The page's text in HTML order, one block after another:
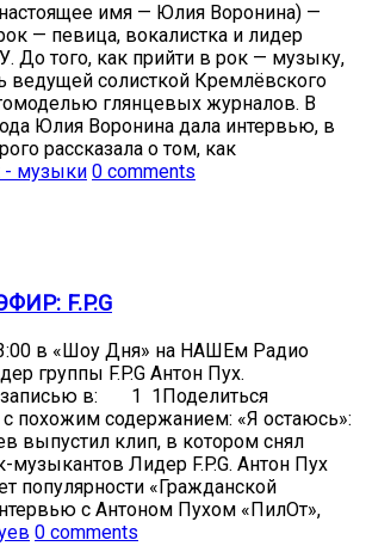
имя — Юлия Воронина) —
— певица, вокалистка и лидер
До того, как прийти в рок — музыку,
ведущей солисткой Кремлёвского
глянцевых журналов. В
Юлия Воронина дала интервью, в
рассказала о том, как
- музыки 0 comments
F.P.G
в «Шоу Дня» на НАШЕм Радио
группы F.P.G Антон Пух.
записью в: 1 1Поделиться
похожим содержанием: «Я остаюсь»:
выпустил клип, в котором снял
музыкантов Лидер F.P.G. Антон Пух
популярности «Гражданской
с Антоном Пухом «ПилОт»,
0 comments